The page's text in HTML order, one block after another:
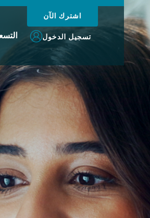
اشترك الآن
تسجيل الدخول